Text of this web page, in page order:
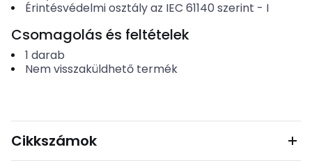
Érintésvédelmi osztály az IEC 61140 szerint - I
Csomagolás és feltételek
1 darab
Nem visszaküldhető termék
Cikkszámok